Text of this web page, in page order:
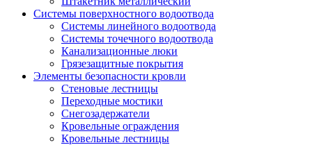
Системы поверхностного водоотвода
Системы линейного водоотвода
Системы точечного водоотвода
Канализационные люки
Грязезащитные покрытия
Элементы безопасности кровли
Стеновые лестницы
Переходные мостики
Снегозадержатели
Кровельные ограждения
Кровельные лестницы